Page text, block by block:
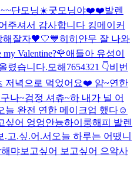
단모닝☀️굿모닝야❤️❤️발렌
주셔서 감사합니다 킹메이커
해 잘자🖤🤍💙히히 안무 잘 나와
Valentine?🌹애들아 유성이
렸습니다. 모해 7654321 👇비번
저녁으로 먹었어요❤️ 얌~연한
나~검정 셔츄~하 내가 널 어
늘 완전 연한 메이크업 했다☺️
싶어 엉엉안늉하이룽해피 발렌
.고.싶.어.서 오늘 하루는 어땠니
먀보고싶어 보고싶어 으악사